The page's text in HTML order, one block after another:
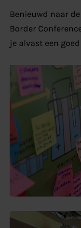
Benieuwd naar
Border
je alvast een